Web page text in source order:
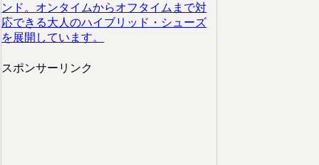
ンド。オンタイムからオフタイムまで対
応できる大人のハイブリッド・シューズ
を展開しています。
スポンサーリンク